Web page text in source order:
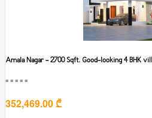
Amala Nagar - 2700 Sqft. Good-looking 4 BHK
■■■■■
352,469.00 ₾